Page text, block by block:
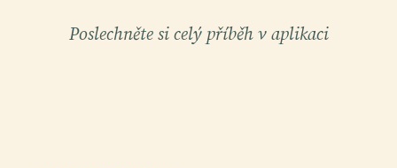
Poslechněte si celý příběh v aplikaci